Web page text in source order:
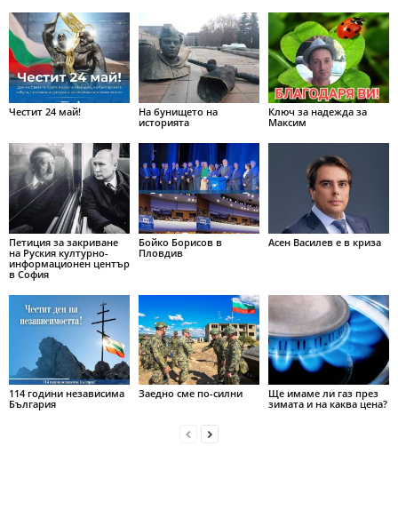
Честит 24 май!
На бунището на
историята
Ключ за надежда за
Максим
Петиция за закриване
на Руския културно-
информационен център
в София
Бойко Борисов в
Пловдив
Асен Василев е в криза
114 години независима
България
Заедно сме по-силни
Ще имаме ли газ през
зимата и на каква цена?